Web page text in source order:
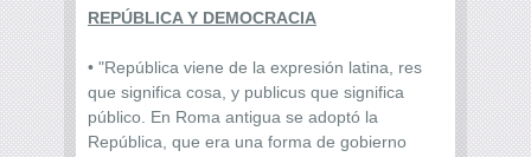
REPÚBLICA Y DEMOCRACIA
• "República viene de la expresión latina, res
que significa cosa, y publicus que significa
público. En Roma antigua se adoptó la
República, que era una forma de gobierno